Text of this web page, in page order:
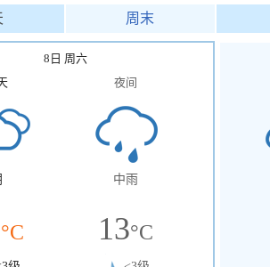
周末
8日 周六
°C
夜间
中雨
13°C